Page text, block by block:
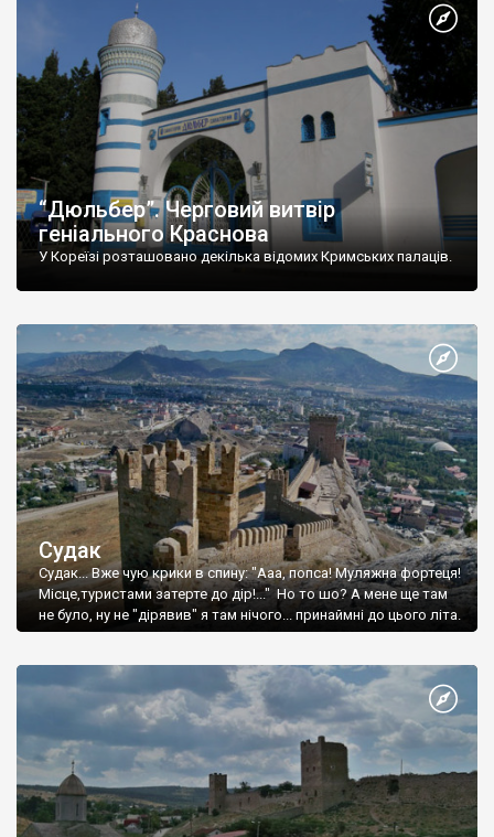
“Дюльбер”. Черговий витвір
геніального Краснова
У Кореїзі розташовано декілька відомих Кримських палаців.
Судак
Судак... Вже чую крики в спину: "Ааа, попса! Муляжна фортеця!
Місце,туристами затерте до дір!..." Но то шо? А мене ще там
не було, ну не "дірявив" я там нічого... принаймні до цього літа.